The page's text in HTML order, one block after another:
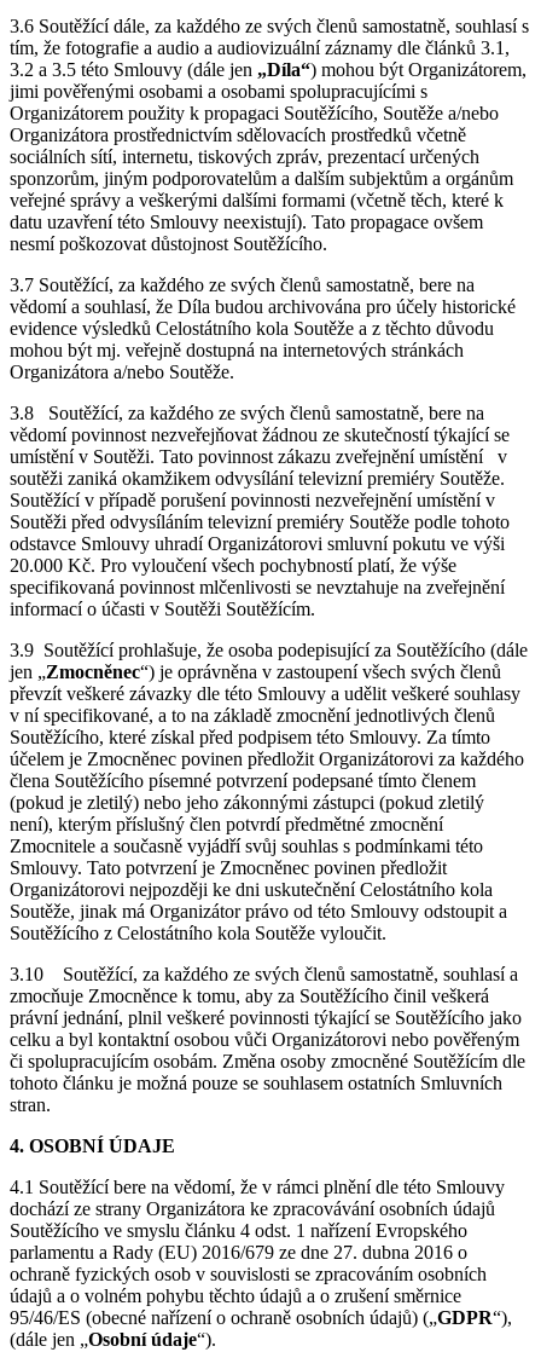
3.6 Soutěžící dále, za každého ze svých členů samostatně, souhlasí s
tím, že fotografie a audio a audiovizuální záznamy dle článků 3.1,
3.2 a 3.5 této Smlouvy (dále jen „Díla“) mohou být Organizátorem,
jimi pověřenými osobami a osobami spolupracujícími s
Organizátorem použity k propagaci Soutěžícího, Soutěže a/nebo
Organizátora prostřednictvím sdělovacích prostředků včetně
sociálních sítí, internetu, tiskových zpráv, prezentací určených
sponzorům, jiným podporovatelům a dalším subjektům a orgánům
veřejné správy a veškerými dalšími formami (včetně těch, které k
datu uzavření této Smlouvy neexistují). Tato propagace ovšem
nesmí poškozovat důstojnost Soutěžícího.
3.7 Soutěžící, za každého ze svých členů samostatně, bere na
vědomí a souhlasí, že Díla budou archivována pro účely historické
evidence výsledků Celostátního kola Soutěže a z těchto důvodu
mohou být mj. veřejně dostupná na internetových stránkách
Organizátora a/nebo Soutěže.
3.8 Soutěžící, za každého ze svých členů samostatně, bere na
vědomí povinnost nezveřejňovat žádnou ze skutečností týkající se
umístění v Soutěži. Tato povinnost zákazu zveřejnění umístění v
soutěži zaniká okamžikem odvysílání televizní premiéry Soutěže.
Soutěžící v případě porušení povinnosti nezveřejnění umístění v
Soutěži před odvysíláním televizní premiéry Soutěže podle tohoto
odstavce Smlouvy uhradí Organizátorovi smluvní pokutu ve výši
20.000 Kč. Pro vyloučení všech pochybností platí, že výše
specifikovaná povinnost mlčenlivosti se nevztahuje na zveřejnění
informací o účasti v Soutěži Soutěžícím.
3.9 Soutěžící prohlašuje, že osoba podepisující za Soutěžícího (dále
jen „Zmocněnec“) je oprávněna v zastoupení všech svých členů
převzít veškeré závazky dle této Smlouvy a udělit veškeré souhlasy
v ní specifikované, a to na základě zmocnění jednotlivých členů
Soutěžícího, které získal před podpisem této Smlouvy. Za tímto
účelem je Zmocněnec povinen předložit Organizátorovi za každého
člena Soutěžícího písemné potvrzení podepsané tímto členem
(pokud je zletilý) nebo jeho zákonnými zástupci (pokud zletilý
není), kterým příslušný člen potvrdí předmětné zmocnění
Zmocnitele a současně vyjádří svůj souhlas s podmínkami této
Smlouvy. Tato potvrzení je Zmocněnec povinen předložit
Organizátorovi nejpozději ke dni uskutečnění Celostátního kola
Soutěže, jinak má Organizátor právo od této Smlouvy odstoupit a
Soutěžícího z Celostátního kola Soutěže vyloučit.
3.10
Soutěžící, za každého ze svých členů samostatně, souhlasí a
zmocňuje Zmocněnce k tomu, aby za Soutěžícího činil veškerá
právní jednání, plnil veškeré povinnosti týkající se Soutěžícího jako
celku a byl kontaktní osobou vůči Organizátorovi nebo pověřeným
či spolupracujícím osobám. Změna osoby zmocněné Soutěžícím dle
tohoto článku je možná pouze se souhlasem ostatních Smluvních
stran.
4. OSOBNÍ ÚDAJE
4.1 Soutěžící bere na vědomí, že v rámci plnění dle této Smlouvy
dochází ze strany Organizátora ke zpracovávání osobních údajů
Soutěžícího ve smyslu článku 4 odst. 1 nařízení Evropského
parlamentu a Rady (EU) 2016/679 ze dne 27. dubna 2016 o
ochraně fyzických osob v souvislosti se zpracováním osobních
údajů a o volném pohybu těchto údajů a o zrušení směrnice
95/46/ES (obecné nařízení o ochraně osobních údajů) („GDPR“),
(dále jen „Osobní údaje“).